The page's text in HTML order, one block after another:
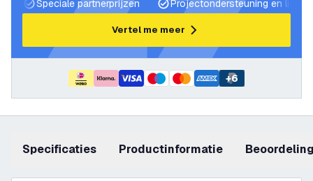
Speciale partnerprijzen
Projectondersteuning en
Vertel me meer
+6
Specificaties productinformatie